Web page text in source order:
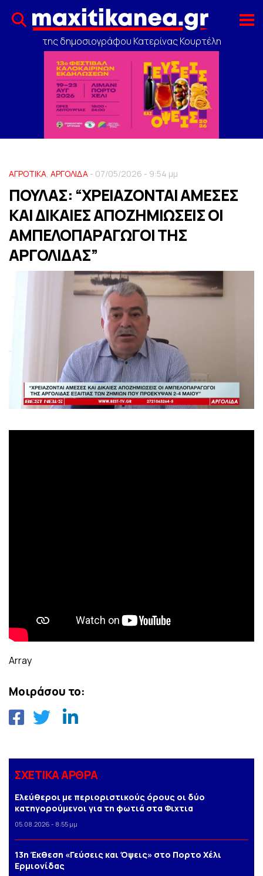
της δημοσιογράφου Κατερίνας Κουρτέλη
ΑΓΡΟΤΙΚΑ, ΑΡΓΟΛΙΔΑ - 07/05/2026 - 9:54 μμ
ΠΟΥΛΑΣ: “ΧΡΕΙΑΖΟΝΤΑΙ ΑΜΕΣΕΣ
ΚΑΙ ΔΙΚΑΙΕΣ ΑΠΟΖΗΜΙΩΣΕΙΣ ΟΙ
ΑΜΠΕΛΟΠΑΡΑΓΩΓΟΙ ΤΗΣ
ΑΡΓΟΛΙΔΑΣ”
Array
Μοιράσου το:
ΣΧΕΤΙΚΑ ΑΡΘΡΑ
Ελεύθεροι με περιοριστικούς όρους οι δύο
κατηγορούμενοι για τη φωτιά στα Φιχτια
05.08.2026 - 8:55 μμ
13η Έκθεση «Γεύσεις και Όψεις» στο Πορτο Xέλι
Ερμιονίδας